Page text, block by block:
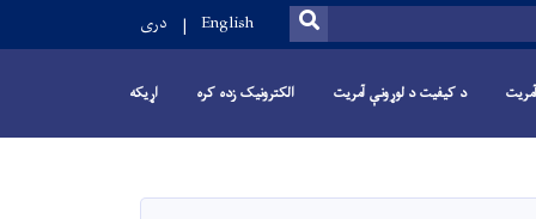
SEARCH
English دری
د کیفیت د لوړونې آمریت الکترونیک زده کره اړیکه